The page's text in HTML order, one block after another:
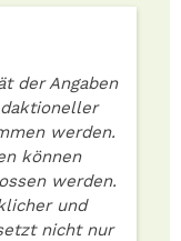
der Angaben
werden.
können
werden.
und
nicht nur